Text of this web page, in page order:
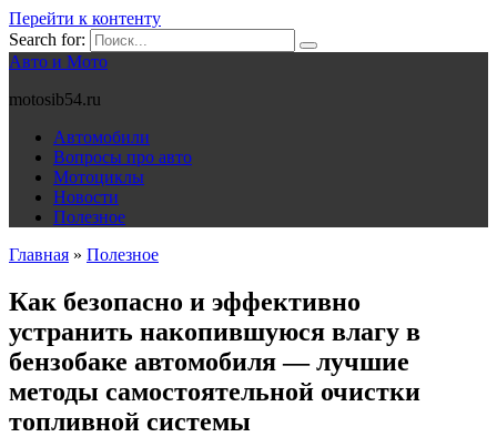
Перейти к контенту
Search for:
Авто и Мото
motosib54.ru
Автомобили
Вопросы про авто
Мотоциклы
Новости
Полезное
Главная » Полезное
Как безопасно и эффективно
устранить накопившуюся влагу в
бензобаке автомобиля — лучшие
методы самостоятельной очистки
топливной системы